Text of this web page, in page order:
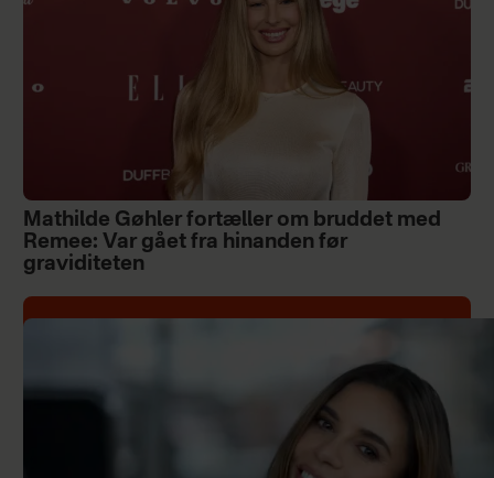
Mathilde Gøhler fortæller om bruddet med
Remee: Var gået fra hinanden før
graviditeten